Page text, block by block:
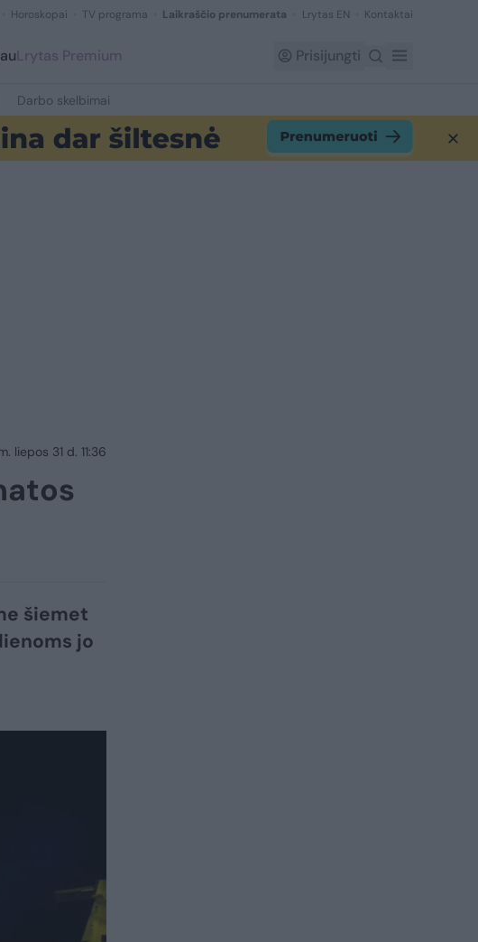
Horoskopai TV programa Laikraščio prenumerata Lrytas EN Kontaktai
Lrytas Premium Prisijungti
Darbo skelbimai
liepos 31 d. 11:36
šiemet
jo